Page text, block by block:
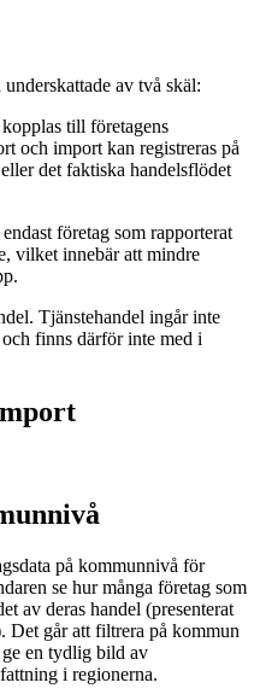
av två skäl:
till företagens
och import kan registreras på
det faktiska handelsflödet
företag som rapporterat
vilket innebär att mindre
Tjänstehandel ingår inte
finns därför inte med i
på kommunnivå för
se hur många företag som
av deras handel (presenterat
Det går att filtrera på kommun
ge en tydlig bild av
i regionerna.